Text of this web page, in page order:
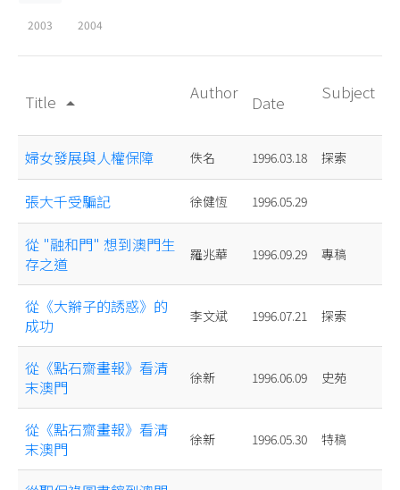
2003 2004
Title arrow_drop_up
Author Date Subject
婦女發展與人權保障 佚名 1996.03.18 探索
張大千受騙記 徐健恆 1996.05.29
從 "融和門" 想到澳門生
存之道
羅兆華 1996.09.29 專稿
從《大辮子的誘惑》的
成功
李文斌 1996.07.21 探索
從《點石齋畫報》看清
末澳門
徐新 1996.06.09 史苑
從《點石齋畫報》看清
末澳門
徐新 1996.05.30 特稿